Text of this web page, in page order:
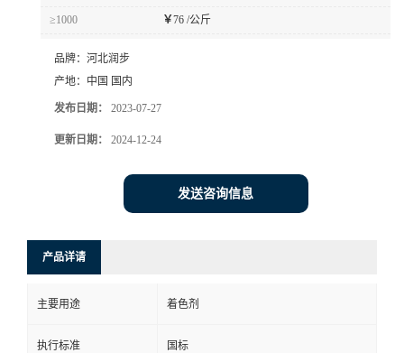
≥1000 ￥76 /公斤
品牌： 河北润步
产地： 中国 国内
发布日期： 2023-07-27
更新日期： 2024-12-24
发送咨询信息
产品详请
主要用途 着色剂
执行标准 国标